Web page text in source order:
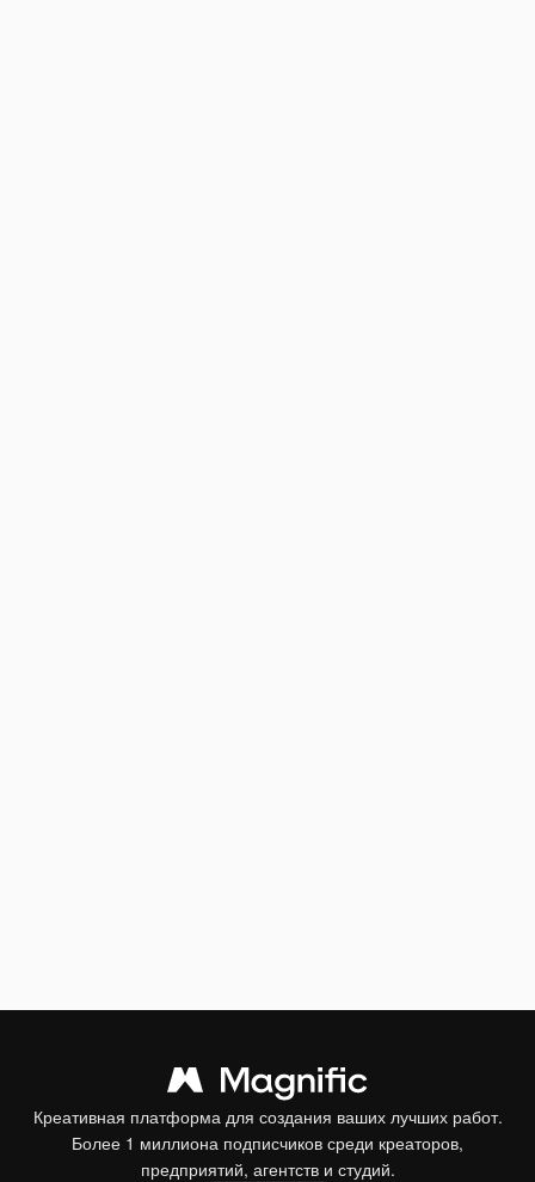
Креативная платформа для создания ваших лучших работ.
Более 1 миллиона подписчиков среди креаторов,
предприятий, агентств и студий.